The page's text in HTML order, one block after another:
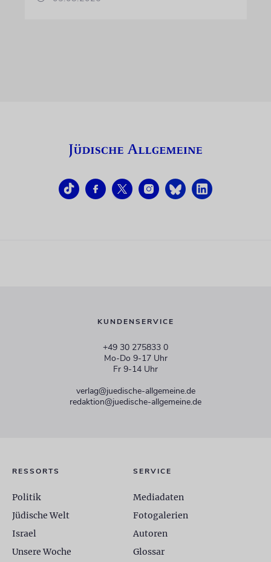
KUNDENSERVICE
+49 30 275833 0
Mo-Do 9-17 Uhr
Fr 9-14 Uhr
verlag@juedische-allgemeine.de
redaktion@juedische-allgemeine.de
RESSORTS
Politik
Jüdische Welt
Israel
Unsere Woche
SERVICE
Mediadaten
Fotogalerien
Autoren
Glossar